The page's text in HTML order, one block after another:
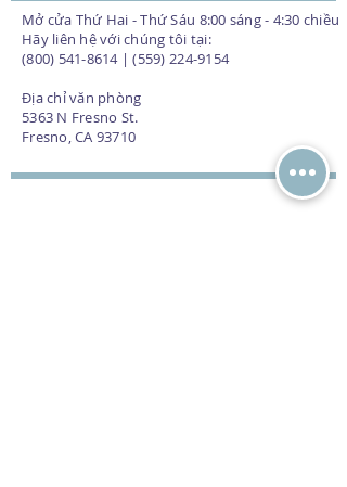
Mở cửa Thứ Hai - Thứ Sáu 8:00 sáng - 4:30 chiều
Hãy liên hệ với chúng tôi tại:
(800) 541-8614 | (559) 224-9154
Địa chỉ văn phòng
5363 N Fresno St.
Fresno, CA 93710